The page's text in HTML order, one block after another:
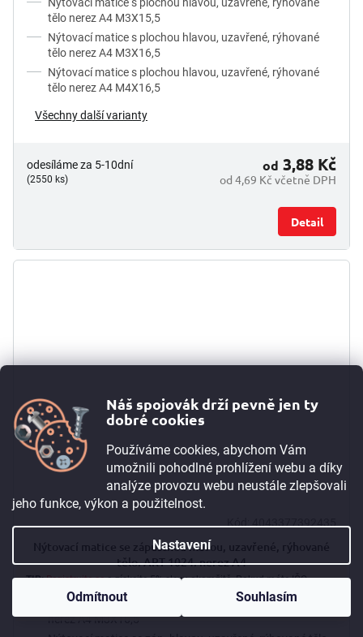
Náš spojovák drží pevně jen ty
dobré cookies
Používáme cookies, abychom Vám
umožnili pohodlné prohlížení webu a díky
analýze provozu webu neustále zlepšovali
jeho funkce, výkon a použitelnost.
Nastavení
Odmítnout Souhlasím
TIP: Registrujte sea získejte 5% slevu okamžitě. Pokud máte IČO,
můžete po registraci získat 10% slevu. Máme i B2B program.Více
Nýtovací matice s plochou hlavou, uzavřené, rýhované
tělo nerez A4 M3X15,5
Nýtovací matice s plochou hlavou, uzavřené, rýhované
tělo nerez A4 M3X16,5
Nýtovací matice s plochou hlavou, uzavřené, rýhované
tělo nerez A4 M4X16,5
Všechny další varianty
odesíláme za 5-10dní
(2550 ks) od 4,69 Kč včetně DPH
od 3,88 Kč
Detail
Nýtovací matice se zápustnou hlavou, uzavřené, rýhované
tělo, ART 1024, nerez A4
Nýtovací matice se záp. hlavou, uzavřené, rýhované tělo
nerez A4 M3X16,5